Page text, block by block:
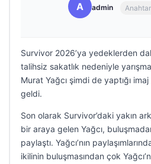
A admin
Survivor 2026’ya yedeklerden
talihsiz sakatlık nedeniyle
Murat Yağcı şimdi de yaptığı
geldi.
Son olarak Survivor’daki yakın
bir araya gelen Yağcı,
paylaştı. Yağcı’nın
ikilinin buluşmasından çok